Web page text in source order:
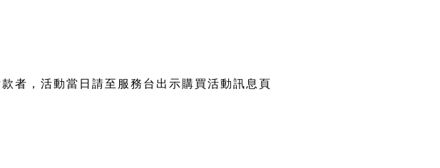
者，活動當日請至服務台出示購買活動訊息頁